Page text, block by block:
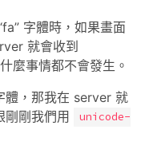
字體時，如果畫面
就會收到
麼事情都不會發生。
體，那我在 server 就
剛剛我們用
unicode-